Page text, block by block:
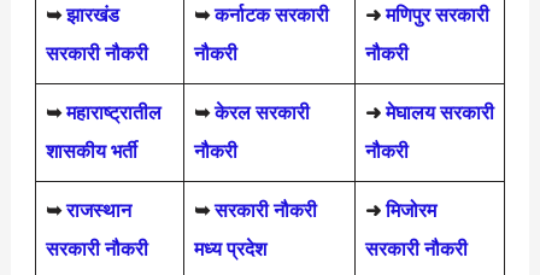
➥ झारखंड
सरकारी नौकरी
➥ कर्नाटक सरकारी
नौकरी
➜ मणिपुर सरकारी
नौकरी
➥ महाराष्ट्रातील
शासकीय भर्ती
➥ केरल सरकारी
नौकरी
➜ मेघालय सरकारी
नौकरी
➥ राजस्थान
सरकारी नौकरी
➥सरकारी नौकरी
मध्य प्रदेश
➜मिजोरम
सरकारी नौकरी